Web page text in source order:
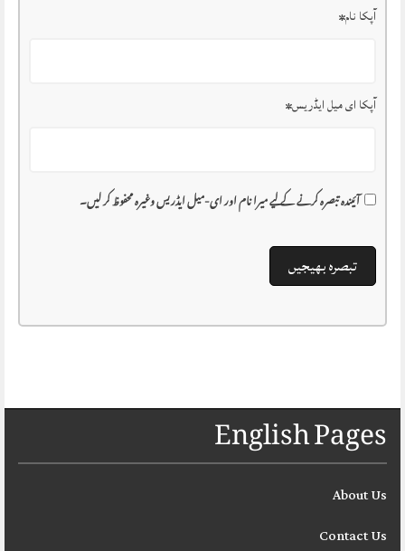
آپکا نام*
آپکا ای میل ایڈریس*
آئیندہ تبصرہ کرنے کے لیے میرا نام اور ای-میل ایڈریس وغیرہ محفوظ کر لیں۔
English Pages
About Us
Contact Us